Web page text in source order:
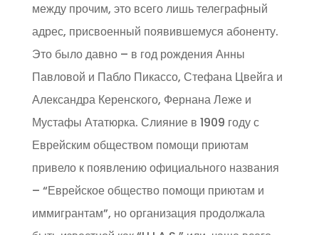
между прочим, это всего лишь телеграфный
адрес, присвоенный появившемуся абоненту.
Это было давно – в год рождения Анны
Павловой и Пабло Пикассо, Стефана Цвейга и
Александра Керенского, Фернана Леже и
Мустафы Ататюрка. Слияние в 1909 году с
Еврейским обществом помощи приютам
привело к появлению официального названия
– “Еврейское общество помощи приютам и
иммигрантам”, но организация продолжала